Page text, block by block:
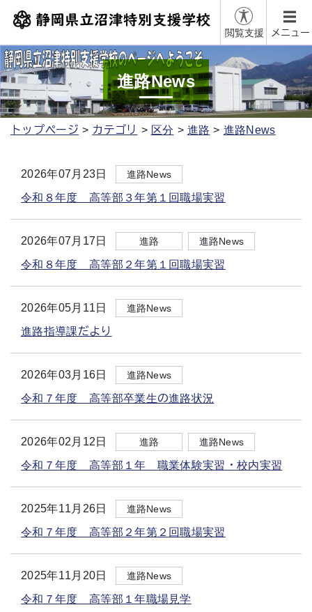
閲覧支援 メニュー
進路News
トップページ カテゴリ 区分 進路 進路News
2026年07月23日 進路News
令和８年度 高等部３年第１回職場実習
2026年07月17日 進路 進路News
令和８年度 高等部２年第１回職場実習
2026年05月11日 進路News
進路指導課だより
2026年03月16日 進路News
令和７年度 高等部卒業生の進路状況
2026年02月12日 進路 進路News
令和７年度 高等部１年 職業体験実習・校内実習
2025年11月26日 進路News
令和７年度 高等部２年第２回職場実習
2025年11月20日 進路News
令和７年度 高等部１年職場見学